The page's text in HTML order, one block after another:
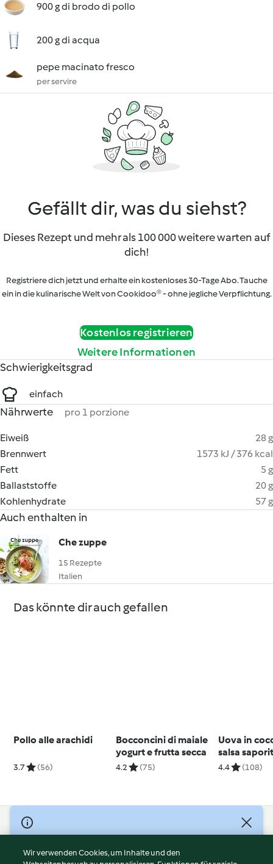
900 g di brodo di pollo
200 g di acqua
pepe macinato fresco
per servire
Gefällt dir, was du siehst?
Dieses Rezept und mehr als 100 000 weitere warten auf
dich!
Registriere dich jetzt und erhalte ein kostenloses 30-Tage Abo. Tauche
ein in die kulinarische Welt von Cookidoo® - ohne jegliche Verpflichtung.
Kostenlos registrieren
Weitere Informationen
Schwierigkeitsgrad
einfach
Nährwerte pro 1 porzione
Eiweiß
28 g
Brennwert
1573 kJ / 376 kcal
Fett
5 g
Ballaststoffe
20 g
Kohlenhydrate
57 g
Auch enthalten in
Che zuppe
15 Rezepte
Italien
Das könnte dir auch gefallen
Pollo alle arachidi
3.7 (56)
Bocconcini di maiale
yogurt e frutta secca
4.2 (75)
Uova in
salsa
4.4 (108)
© Copyright 2026
Nutzungsbedingungen
Wir verwenden Cookies, um Inhalte und den